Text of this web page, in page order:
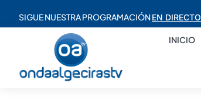
SIGUE NUESTRA PROGRAMACIÓNEN DIRECTO
INICIO